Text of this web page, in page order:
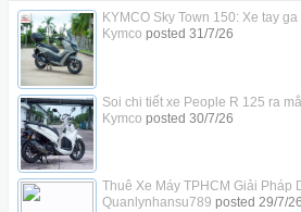
KYMCO Sky Town 150: Xe tay
Kymco posted 31/7/26
Soi chi tiết xe People R 125 ra
Kymco posted 30/7/26
Thuê Xe Máy TPHCM Giải Pháp
Quanlynhansu789 posted 29/7/26